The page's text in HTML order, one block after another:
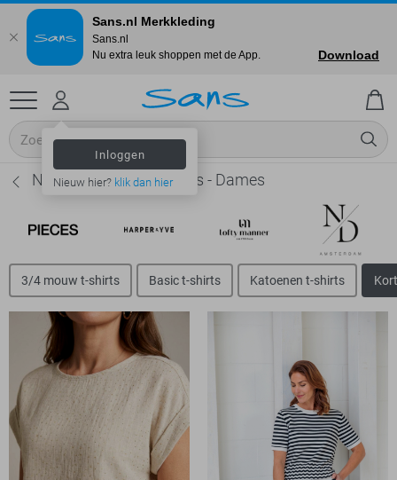
Inloggen
Nieuw hier? klik dan hier
NED Korte mouw t-shirts - Dames
3/4 mouw t-shirts Basic t-shirts Katoenen t-shirts
Sans.nl Merkkleding
Sans.nl
Nu extra leuk shoppen met de App.
Download